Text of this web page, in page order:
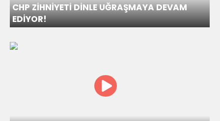
CHP ZİHNİYETİ DİNLE UĞRAŞMAYA DEVAM
EDİYOR!